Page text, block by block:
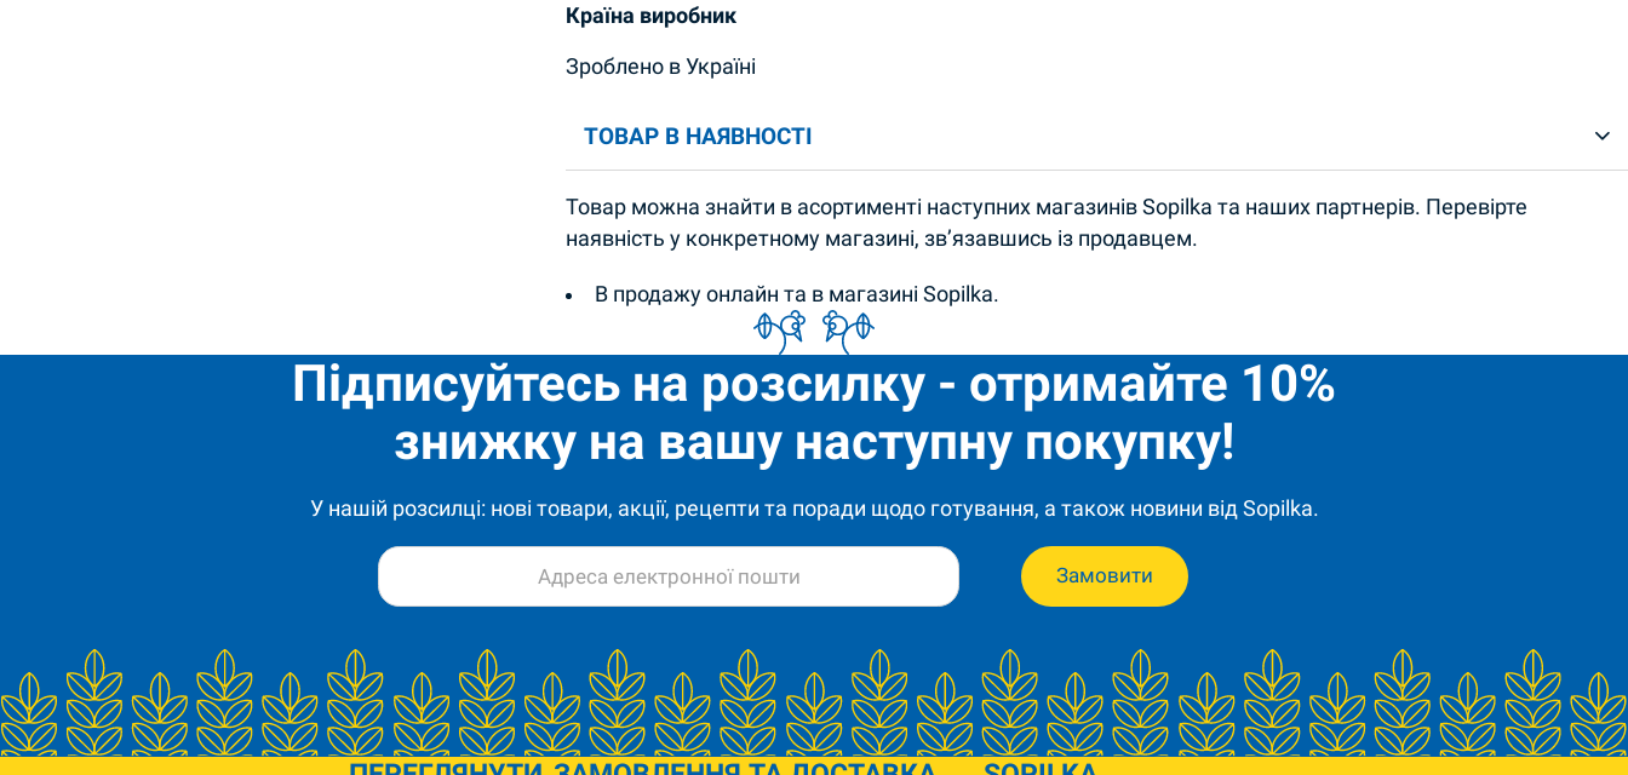
Країна виробник
Зроблено в Україні
ТОВАР В НАЯВНОСТІ
Товар можна знайти в асортименті наступних магазинів Sopilka та наших партнерів. Перевірте
наявність у конкретному магазині, зв’язавшись із продавцем.
В продажу онлайн та в магазині Sopilka.
Підписуйтесь на розсилку - отримайте 10%
знижку на вашу наступну покупку!
У нашій розсилці: нові товари, акції, рецепти та поради щодо готування, а також новини від Sopilka.
Замовити